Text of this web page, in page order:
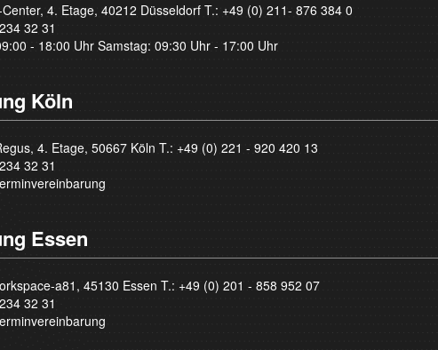
4. Etage, 40212 Düsseldorf T.: +49 (0) 211- 876 384 0
32 31
- 18:00 Uhr Samstag: 09:30 Uhr - 17:00 Uhr
Köln
4. Etage, 50667 Köln T.: +49 (0) 221 - 920 420 13
32 31
Essen
a81, 45130 Essen T.: +49 (0) 201 - 858 952 07
32 31